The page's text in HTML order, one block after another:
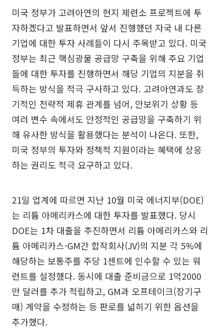
미국 정부가 고려아연의 현지 제련소 프로젝트에 투
자하겠다고 발표하면서 앞서 진행했던 자국 내 다른
기업에 대한 투자 사례들이 다시 주목받고 있다. 미국
정부는 최근 핵심광물 공급망 구축을 위해 주요 기업
들에 대한 투자를 진행하면서 해당 기업의 지분을 취
득하는 방식을 적극 구사하고 있다. 고려아연과도 장
기적인 전략적 제휴 관계를 넘어, 안보위기 상황 등
여러 변수 속에서도 안정적인 공급망을 구축하기 위
해 유사한 방식을 활용했다는 분석이 나온다. 또한,
미국 정부의 투자와 정책적 지원이라는 혜택에 상응
하는 권리도 적극 요구하고 있다.
21일 업계에 따르면 지난 10월 미국 에너지부(DOE)
는 리튬 아메리카스에 대한 투자를 발표했다. 당시
DOE는 1차 대출을 추진하면서 리튬 아메리카스와 리
튬 아메리카스-GM간 합작회사(JV)의 지분 각 5%에
해당하는 보통주를 주당 1센트에 인수할 수 있는 워
런트를 설정했다. 동시에 대출 준비금으로 1억2000
만 달러를 추가 적립하고, GM과 오프테이크(장기구
매) 계약을 수정하는 등 판로를 넓히기 위한 옵션을
추가했다.